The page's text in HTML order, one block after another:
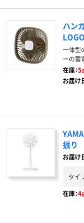
ハン
一体型
ーの蓄
在庫：5
お届け
振り
お届け
タイ
在庫：4